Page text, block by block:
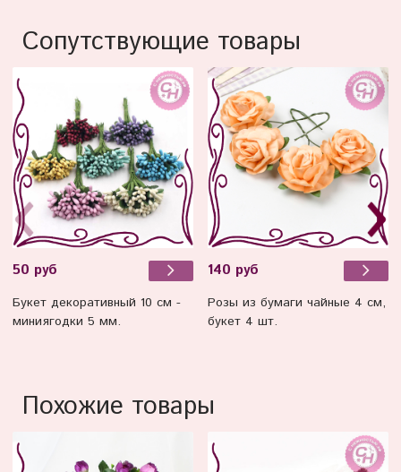
Сопутствующие товары
50 руб
Букет декоративный 10 см -
миниягодки 5 мм.
140 руб
Розы из бумаги чайные 4 см,
букет 4 шт.
Похожие товары